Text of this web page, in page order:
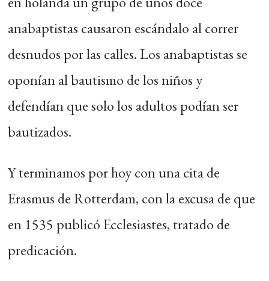
anabaptistas causaron escándalo al correr
desnudos por las calles. Los anabaptistas se
oponían al bautismo de los niños y
defendían que solo los adultos podían ser
bautizados.
Y terminamos por hoy con una cita de
Erasmus de Rotterdam, con la excusa de que
en 1535 publicó Ecclesiastes, tratado de
predicación.